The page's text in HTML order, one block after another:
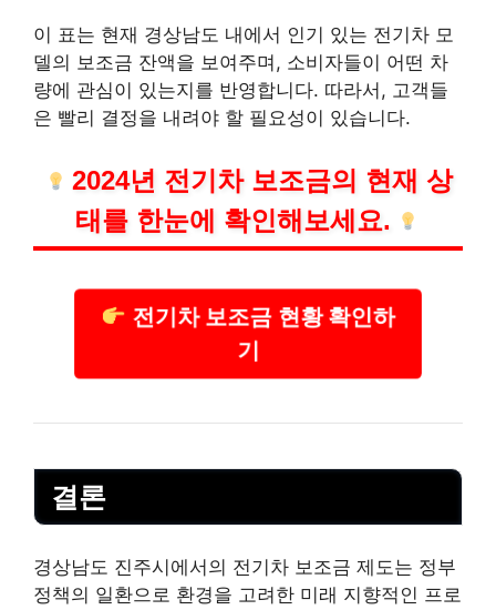
이 표는 현재 경상남도 내에서 인기 있는 전기차 모
델의 보조금 잔액을 보여주며, 소비자들이 어떤 차
량에 관심이 있는지를 반영합니다. 따라서, 고객들
은 빨리 결정을 내려야 할 필요성이 있습니다.
2024년 전기차 보조금의 현재 상
태를 한눈에 확인해보세요.
전기차 보조금 현황 확인하
기
결론
경상남도 진주시에서의 전기차 보조금 제도는 정부
정책의 일환으로 환경을 고려한 미래 지향적인 프로